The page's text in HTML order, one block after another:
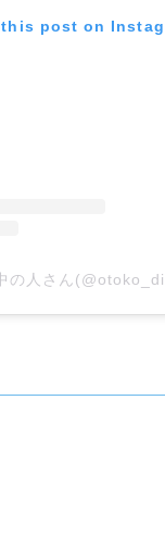
this post on